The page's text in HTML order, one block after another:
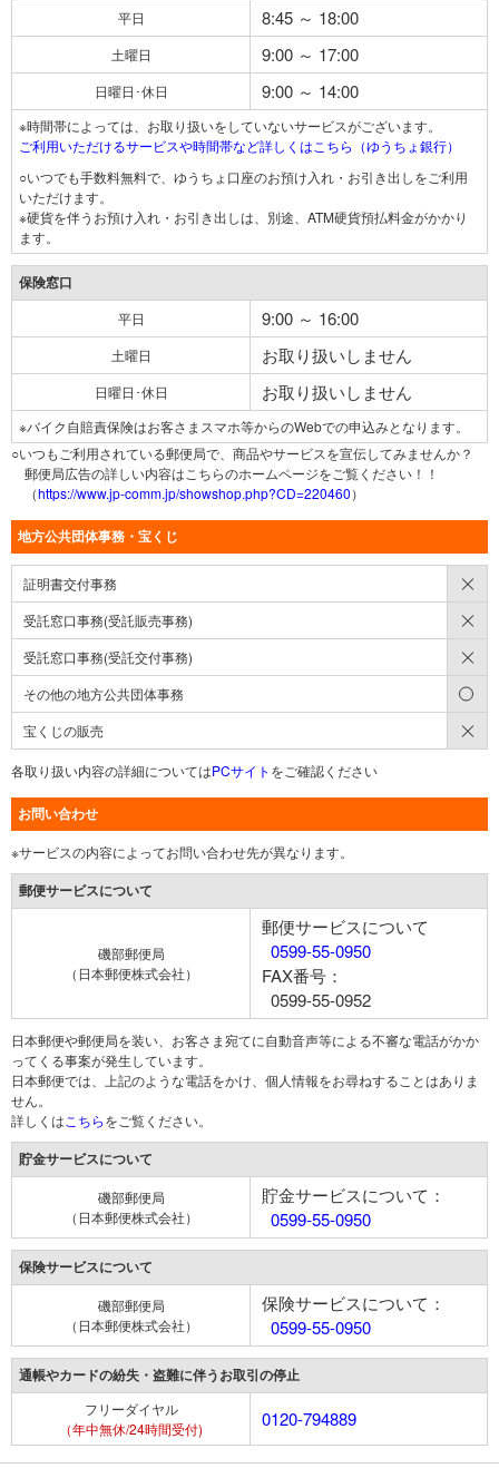
平日 8:45 ～ 18:00
土曜日 9:00 ～ 17:00
日曜日･休日 9:00 ～ 14:00
※時間帯によっては、お取り扱いをしていないサービスがございます。
ご利用いただけるサービスや時間帯など詳しくはこちら（ゆうちょ銀行）
○いつでも手数料無料で、ゆうちょ口座のお預け入れ・お引き出しをご利用
いただけます。
※硬貨を伴うお預け入れ・お引き出しは、別途、ATM硬貨預払料金がかかり
ます。
保険窓口
平日 9:00 ～ 16:00
土曜日 お取り扱いしません
日曜日･休日 お取り扱いしません
※バイク自賠責保険はお客さまスマホ等からのWebでの申込みとなります。
○いつもご利用されている郵便局で、商品やサービスを宣伝してみませんか？
郵便局広告の詳しい内容はこちらのホームページをご覧ください！！
（https://www.jp-comm.jp/showshop.php?CD=220460）
地方公共団体事務・宝くじ
証明書交付事務
受託窓口事務(受託販売事務)
受託窓口事務(受託交付事務)
その他の地方公共団体事務
宝くじの販売
各取り扱い内容の詳細についてはPCサイト をご確認ください
お問い合わせ
※サービスの内容によってお問い合わせ先が異なります。
郵便サービスについて
磯部郵便局
（日本郵便株式会社）
郵便サービスについて
0599-55-0950
FAX番号：
0599-55-0952
日本郵便や郵便局を装い、お客さま宛てに自動音声等による不審な電話がかか
ってくる事案が発生しています。
日本郵便では、上記のような電話をかけ、個人情報をお尋ねすることはありま
せん。
詳しくは こちらをご覧ください。
貯金サービスについて
磯部郵便局
（日本郵便株式会社）
貯金サービスについて：
0599-55-0950
保険サービスについて
磯部郵便局
（日本郵便株式会社）
保険サービスについて：
0599-55-0950
通帳やカードの紛失・盗難に伴うお取引の停止
フリーダイヤル
（年中無休/24時間受付)
0120-794889